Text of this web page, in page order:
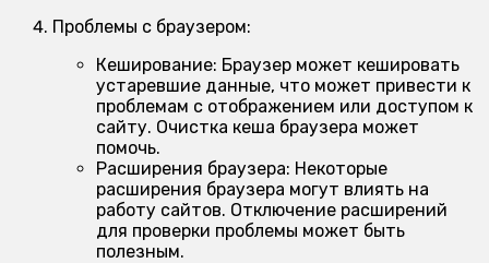
Проблемы с браузером:
Кеширование: Браузер может кешировать
устаревшие данные, что может привести к
проблемам с отображением или доступом к
сайту. Очистка кеша браузера может
помочь.
Расширения браузера: Некоторые
расширения браузера могут влиять на
работу сайтов. Отключение расширений
для проверки проблемы может быть
полезным.